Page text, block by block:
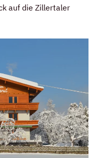
auf die Zillertaler